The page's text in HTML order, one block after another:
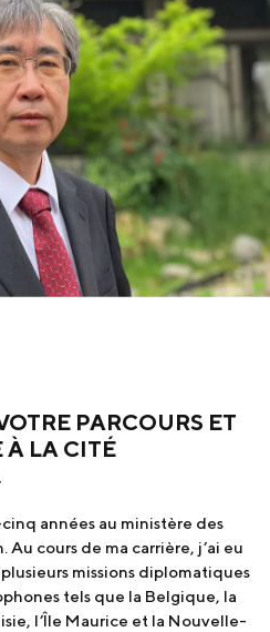
PARCOURS ET
À LA CITÉ
années au ministère des
Au cours de ma carrière, j’ai eu
missions diplomatiques
tels que la Belgique, la
l’Île Maurice et la Nouvelle-